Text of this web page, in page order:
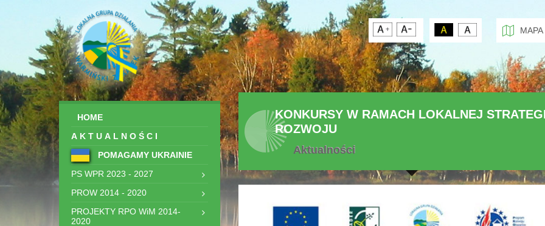
MAPA
KONKURSY W RAMACH LOKALNEJ
ROZWOJU
Aktualności
HOME
AKTUALNOŚCI
POMAGAMY UKRAINIE
PS WPR 2023 - 2027
PROW 2014 - 2020
PROJEKTY RPO WiM 2014-
2020